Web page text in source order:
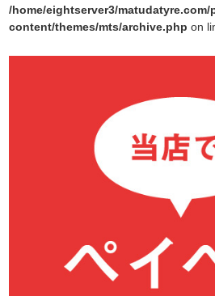
/home/eightserver3/
content/themes/mts/archive.php on